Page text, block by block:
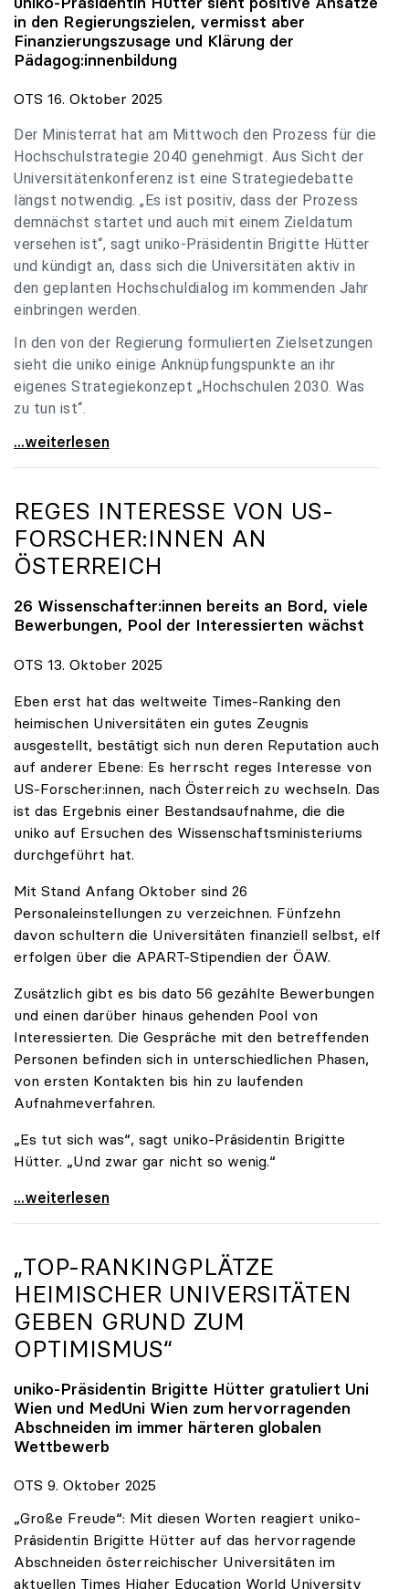
in den Regierungszielen, vermisst aber
Finanzierungszusage und Klärung der
Pädagog:innenbildung
OTS 16. Oktober 2025
Der Ministerrat hat am Mittwoch den Prozess für die
Hochschulstrategie 2040 genehmigt. Aus Sicht der
Universitätenkonferenz ist eine Strategiedebatte
längst notwendig. „Es ist positiv, dass der Prozess
demnächst startet und auch mit einem Zieldatum
versehen ist“, sagt uniko-Präsidentin Brigitte Hütter
und kündigt an, dass sich die Universitäten aktiv in
den geplanten Hochschuldialog im kommenden Jahr
einbringen werden.
In den von der Regierung formulierten Zielsetzungen
sieht die uniko einige Anknüpfungspunkte an ihr
eigenes Strategiekonzept „Hochschulen 2030. Was
zu tun ist“.
Universitäten: Hochschulstrategie 2040 muss eine
...weiterlesen
REGES INTERESSE VON US-
FORSCHER:INNEN AN
ÖSTERREICH
26 Wissenschafter:innen bereits an Bord, viele
Bewerbungen, Pool der Interessierten wächst
OTS 13. Oktober 2025
Eben erst hat das weltweite Times-Ranking den
heimischen Universitäten ein gutes Zeugnis
ausgestellt, bestätigt sich nun deren Reputation auch
auf anderer Ebene: Es herrscht reges Interesse von
US-Forscher:innen, nach Österreich zu wechseln. Das
ist das Ergebnis einer Bestandsaufnahme, die die
uniko auf Ersuchen des Wissenschaftsministeriums
durchgeführt hat.
Mit Stand Anfang Oktober sind 26
Personaleinstellungen zu verzeichnen. Fünfzehn
davon schultern die Universitäten finanziell selbst, elf
erfolgen über die APART-Stipendien der ÖAW.
Zusätzlich gibt es bis dato 56 gezählte Bewerbungen
und einen darüber hinaus gehenden Pool von
Interessierten. Die Gespräche mit den betreffenden
Personen befinden sich in unterschiedlichen Phasen,
von ersten Kontakten bis hin zu laufenden
Aufnahmeverfahren.
„Es tut sich was“, sagt uniko-Präsidentin Brigitte
Hütter. „Und zwar gar nicht so wenig.“
Reges Interesse von US-Forscher:innen an
...weiterlesen
„TOP-RANKINGPLÄTZE
HEIMISCHER UNIVERSITÄTEN
GEBEN GRUND ZUM
OPTIMISMUS“
uniko-Präsidentin Brigitte Hütter gratuliert Uni
Wien und MedUni Wien zum hervorragenden
Abschneiden im immer härteren globalen
Wettbewerb
OTS 9. Oktober 2025
„Große Freude“: Mit diesen Worten reagiert uniko-
Präsidentin Brigitte Hütter auf das hervorragende
Abschneiden österreichischer Universitäten im
aktuellen Times Higher Education World University